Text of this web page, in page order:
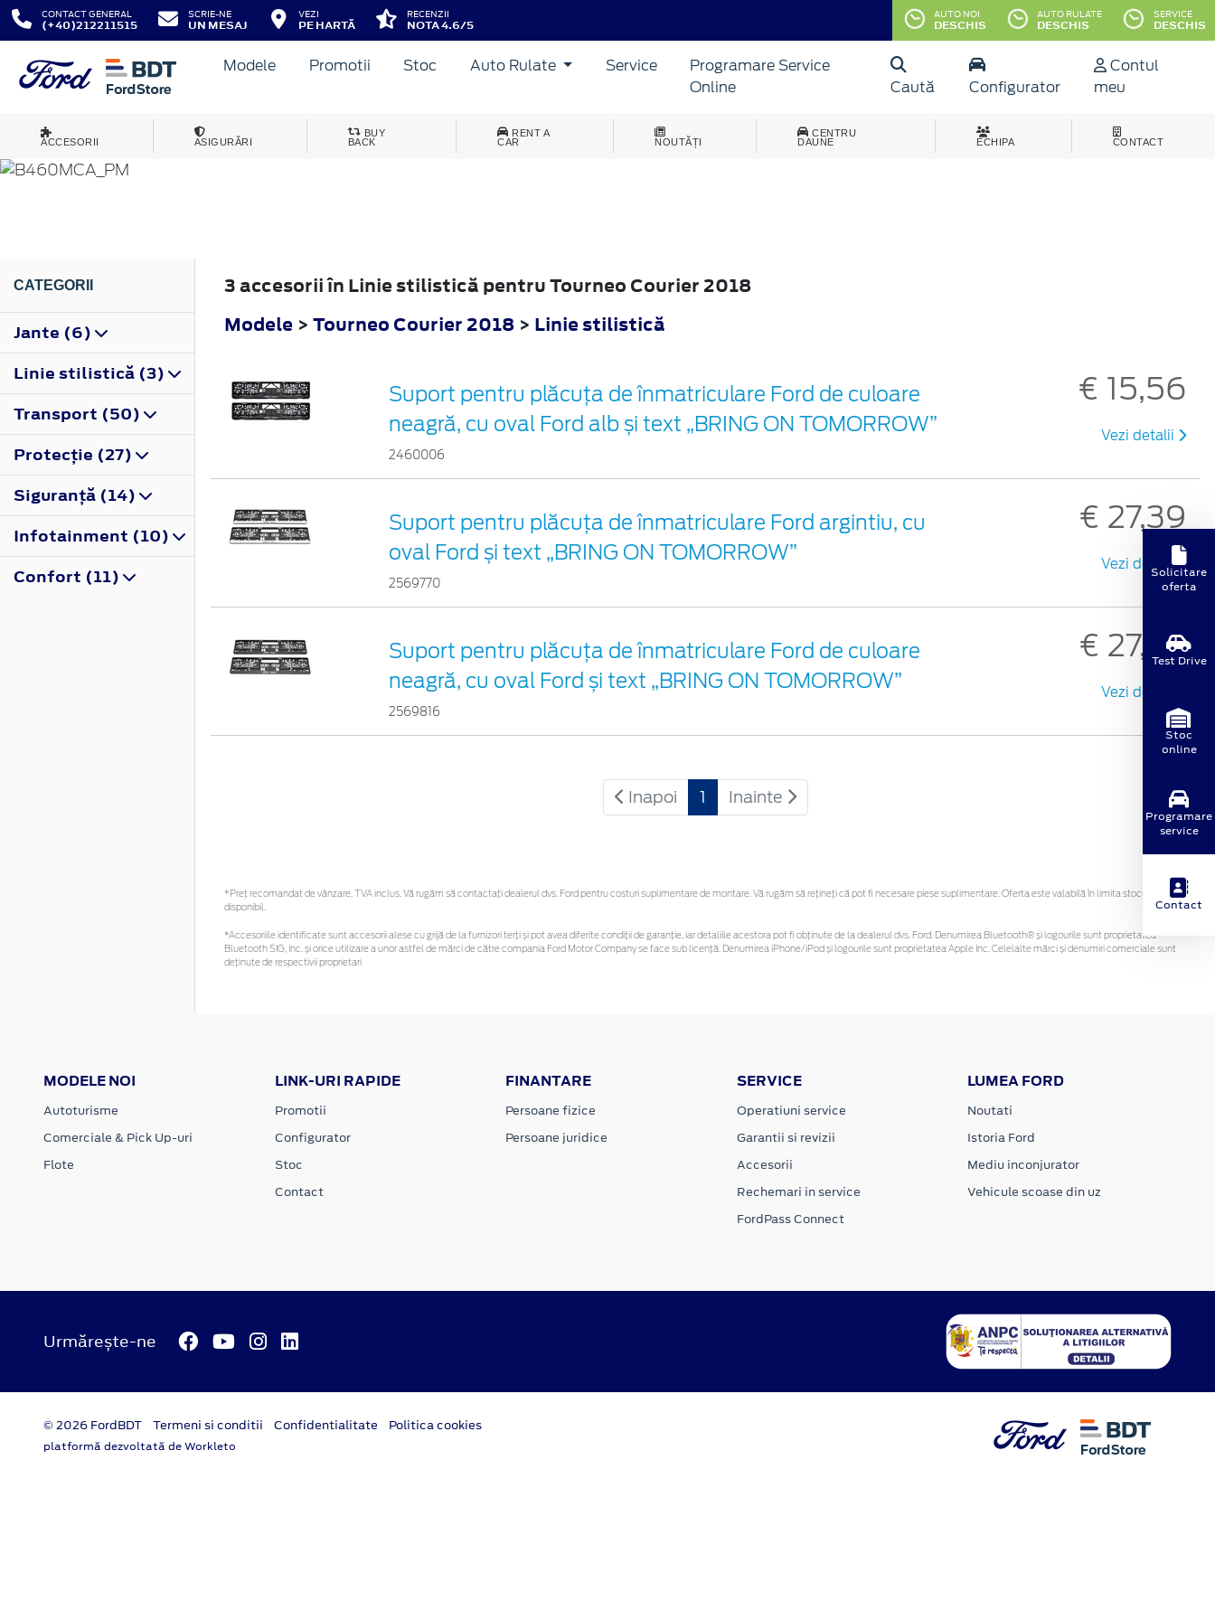
CONTACT GENERAL
(+40)212211515
SCRIE-NE
UN MESAJ
VEZI
PE HARTĂ
RECENZII
NOTA 4.6/5
AUTO NOI
DESCHIS
AUTO RULATE
DESCHIS
SERVICE
DESCHIS
Modele Promotii Stoc Auto Rulate Service
Programare Service
Online
Caută Configurator
Contul
meu
ACCESORII ASIGURĂRI
BUY
BACK
RENT A
CAR
NOUTĂȚI
CENTRU
DAUNE
ECHIPA CONTACT
TOURNEO COURIER
CATEGORII
Jante (6)
Linie stilistică (3)
Transport (50)
Protecţie (27)
Siguranţă (14)
Infotainment (10)
Confort (11)
3 accesorii în Linie stilistică pentru Tourneo Courier 2018
Modele > Tourneo Courier 2018 > Linie stilistică
Suport pentru plăcuța de înmatriculare Ford de culoare
neagră, cu oval Ford alb și text „BRING ON TOMORROW”
2460006
€ 15,56
Vezi detalii
Suport pentru plăcuța de înmatriculare Ford argintiu, cu
oval Ford și text „BRING ON TOMORROW”
2569770
€ 27,39
Vezi detalii
Suport pentru plăcuța de înmatriculare Ford de culoare
neagră, cu oval Ford și text „BRING ON TOMORROW”
2569816
€ 27,39
Vezi detalii
Inapoi 1 Inainte
*Preţ recomandat de vânzare, TVA inclus. Vă rugăm să contactaţi dealerul dvs. Ford pentru costuri suplimentare de montare. Vă rugăm să rețineți că pot fi necesare piese suplimentare. Oferta este valabilă în limita stocului
disponibil.
*Accesoriile identificate sunt accesorii alese cu grijă de la furnizori terți și pot avea diferite condiții de garanție, iar detaliile acestora pot fi obținute de la dealerul dvs. Ford. Denumirea Bluetooth® și logourile sunt proprietatea
Bluetooth SIG, Inc. și orice utilizare a unor astfel de mărci de către compania Ford Motor Company se face sub licență. Denumirea iPhone/iPod și logourile sunt proprietatea Apple Inc. Celelalte mărci și denumiri comerciale sunt
deținute de respectivii proprietari
MODELE NOI
Autoturisme
Comerciale & Pick Up-uri
Flote
LINK-URI RAPIDE
Promotii
Configurator
Stoc
Contact
FINANTARE
Persoane fizice
Persoane juridice
SERVICE
Operatiuni service
Garantii si revizii
Accesorii
Rechemari in service
FordPass Connect
LUMEA FORD
Noutati
Istoria Ford
Mediu inconjurator
Vehicule scoase din uz
Urmărește-ne
© 2026 FordBDT Termeni si conditii Confidentialitate Politica cookies
platformă dezvoltată de Workleto
Solicitare
oferta
Test Drive
Stoc
online
Programare
service
Contact